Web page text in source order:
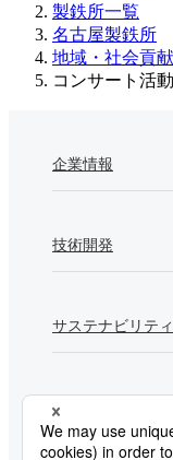
製鉄所一覧
名古屋製鉄所
地域・社会貢
コンサート活
企業情報
技術開発
サステナビリティ
採用情報